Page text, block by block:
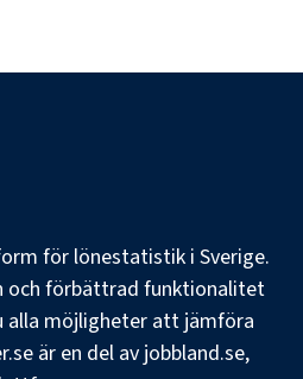
för lönestatistik i Sverige.
och förbättrad funktionalitet
alla möjligheter att jämföra
är en del av jobbland.se,